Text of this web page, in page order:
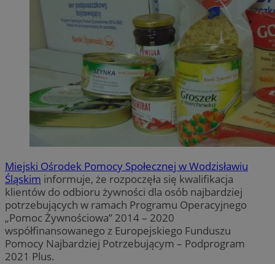
Miejski Ośrodek Pomocy Społecznej w Wodzisławiu
Śląskim informuje, że rozpoczęła się kwalifikacja
klientów do odbioru żywności dla osób najbardziej
potrzebujących w ramach Programu Operacyjnego
„Pomoc Żywnościowa” 2014 – 2020
współfinansowanego z Europejskiego Funduszu
Pomocy Najbardziej Potrzebującym – Podprogram
2021 Plus.